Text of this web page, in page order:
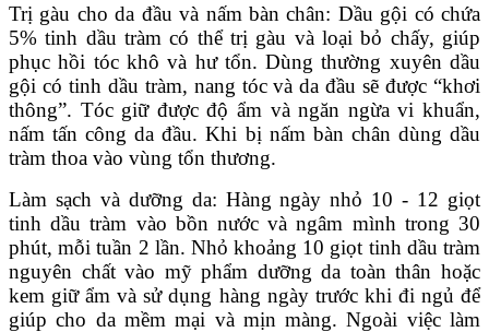
Trị gàu cho da đầu và nấm bàn chân: Dầu gội có chứa
5% tinh dầu tràm có thể trị gàu và loại bỏ chấy, giúp
phục hồi tóc khô và hư tổn. Dùng thường xuyên dầu
gội có tinh dầu tràm, nang tóc và da đầu sẽ được “khơi
thông”. Tóc giữ được độ ẩm và ngăn ngừa vi khuẩn,
nấm tấn công da đầu. Khi bị nấm bàn chân dùng dầu
tràm thoa vào vùng tổn thương.
Làm sạch và dưỡng da: Hàng ngày nhỏ 10 - 12 giọt
tinh dầu tràm vào bồn nước và ngâm mình trong 30
phút, mỗi tuần 2 lần. Nhỏ khoảng 10 giọt tinh dầu tràm
nguyên chất vào mỹ phẩm dưỡng da toàn thân hoặc
kem giữ ẩm và sử dụng hàng ngày trước khi đi ngủ để
giúp cho da mềm mại và mịn màng. Ngoài việc làm